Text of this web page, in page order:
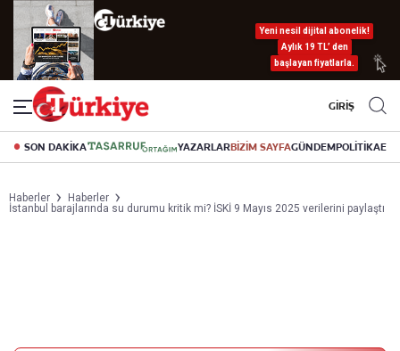
Yeni nesil dijital abonelik!
Aylık 19 TL’ den
başlayan fiyatlarla.
GİRİŞ
SON DAKİKA YAZARLARBİZİM SAYFAGÜNDEMPOLİTİKA
Haberler
Haberler
İstanbul barajlarında su durumu kritik mi? İSKİ 9 Mayıs 2025 verilerini paylaştı